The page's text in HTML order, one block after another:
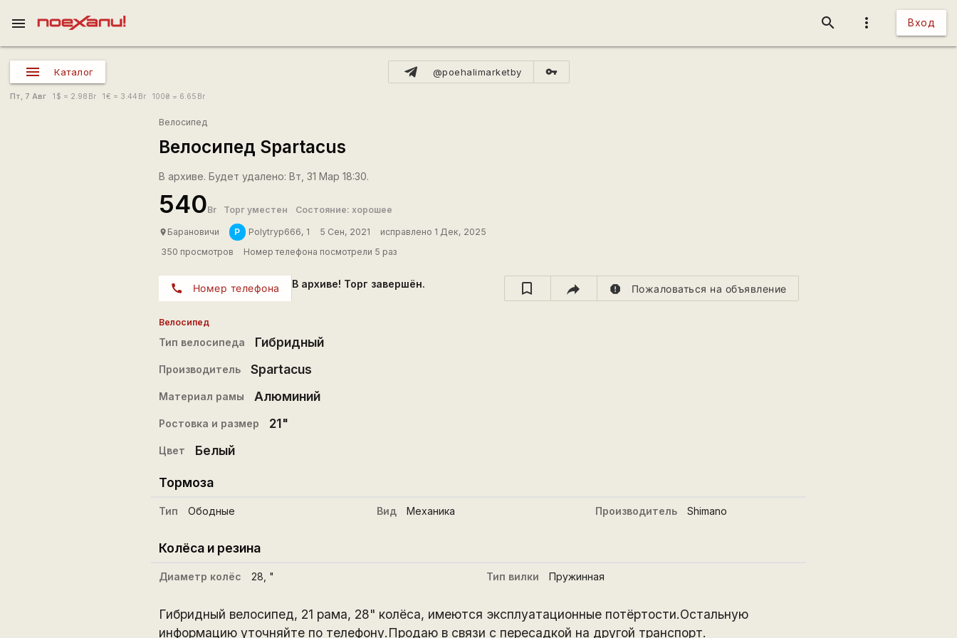
more_vert Вход
search
menu
Каталог @poehalimarketby vpn_key
Пт, 7 Авг 1 $ = 2.98 Br 1€ = 3.44 Br 100₴ = 6.65 Br
Велосипед
Велосипед Spartacus
В архиве. Будет удалено: Вт, 31 Мар 18:30.
540Br Торг уместен Состояние: хорошее
place Барановичи P Polytryp666, 1 5 Сен, 2021
исправлено 1 Дек, 2025
350 просмотров
Номер телефона посмотрели 5 раз
call Номер телефона В архиве! Торг завершён. report Пожаловаться на объявление
Велосипед
Тип велосипеда Гибридный
Производитель Spartacus
Материал рамы Алюминий
Ростовка и размер 21"
Цвет Белый
Тормоза
Тип Ободные Вид Механика Производитель Shimano
Колёса и резина
Диаметр колёс 28 , " Тип вилки Пружинная
Гибридный велосипед, 21 рама, 28" колёса, имеются эксплуатационные потёртости.Остальную
информацию уточняйте по телефону.Продаю в связи с пересадкой на другой транспорт.